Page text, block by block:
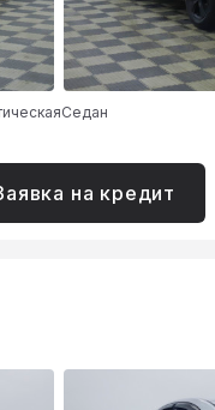
Седан
на кредит